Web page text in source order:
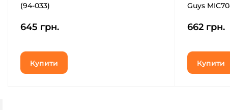
(94-033)
645 грн.
Купити
Guys
662 грн.
Купити